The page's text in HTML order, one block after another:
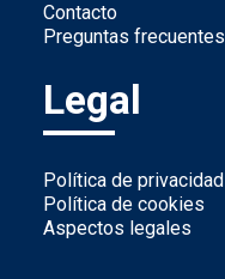
Contacto
Preguntas frecuentes
Legal
Política de privacidad
Política de cookies
Aspectos legales